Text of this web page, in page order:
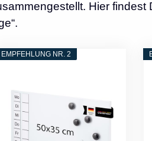
Hier findest
EMPFEHLUNG NR. 2